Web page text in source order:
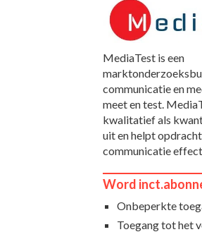
MediaTest is een
communicatie en
meet en test.
kwalitatief als
uit en helpt
communicatie
Word
Onbeperkte
Toegang tot het